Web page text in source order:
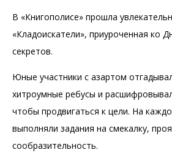
В «Книгополисе» прошла
«Кладоискатели», приуроченная ко
секретов.
Юные участники с азартом
хитроумные ребусы и
чтобы продвигаться к цели. На
выполняли задания на смекалку,
сообразительность.